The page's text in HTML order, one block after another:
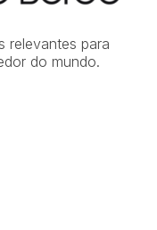
relevantes para
do mundo.